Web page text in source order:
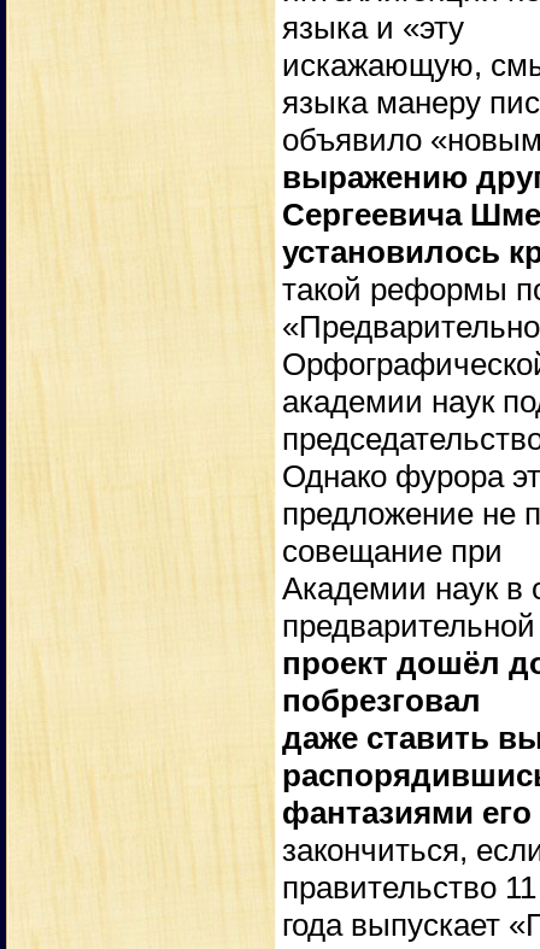
языка и «эту
искажающую,
языка манеру
объявило
выражению
Сергеевича
установилось
такой реформы
академии наук
Однако фурора
предложение не
совещание при
Академии наук в
проект дошёл
побрезговал
даже ставить
фантазиями
закончиться,
правительство
года выпускает